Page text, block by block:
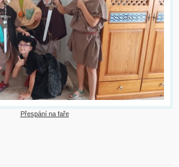
Přespání na faře